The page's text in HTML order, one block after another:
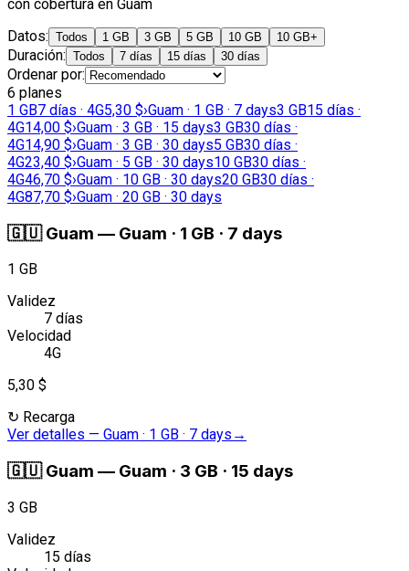
con cobertura en Guam
Datos: Todos 1 GB 3 GB 5 GB 10 GB 10 GB+
Duración: Todos 7 días 15 días 30 días
Ordenar por:
6 planes
1 GB7 días · 4G5,30 $›Guam · 1 GB · 7 days3 GB15 días ·
4G14,00 $›Guam · 3 GB · 15 days3 GB30 días ·
4G14,90 $›Guam · 3 GB · 30 days5 GB30 días ·
4G23,40 $›Guam · 5 GB · 30 days10 GB30 días ·
4G46,70 $›Guam · 10 GB · 30 days20 GB30 días ·
4G87,70 $›Guam · 20 GB · 30 days
🇬🇺 Guam — Guam · 1 GB · 7 days
1 GB
Validez
7 días
Velocidad
4G
5,30 $
↻ Recarga
Ver detalles — Guam · 1 GB · 7 days →
🇬🇺 Guam — Guam · 3 GB · 15 days
3 GB
Validez
15 días